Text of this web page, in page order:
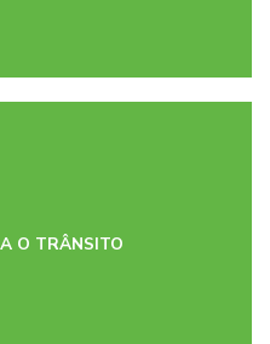
O TRÂNSITO